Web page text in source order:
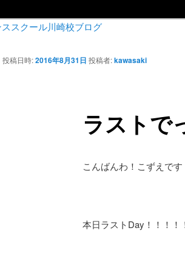
ラストで
投稿日時:2016年8月31日 投稿者:kawasaki
こんばんわ！こずえです
本日ラストDay！！！！